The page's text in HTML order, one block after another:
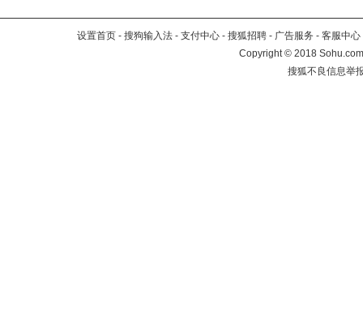
设置首页 - 搜狗输入法 - 支付中心 - 搜狐招聘 - 广告服务 - 客服中心
Copyright©2018
搜狐不良信息举